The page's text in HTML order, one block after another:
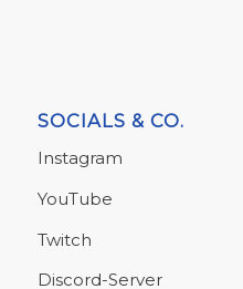
SOCIALS & CO.
Instagram
YouTube
Twitch
Discord-Server